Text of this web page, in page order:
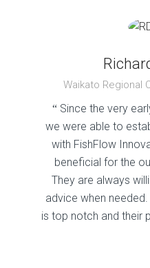
Waikato Regional
“ Since the very
we were able to
with FishFlow
beneficial for the
They are always
advice when
is top notch and their